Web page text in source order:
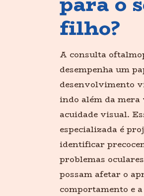
filho?
A consulta
desempenha um
desenvolvimento
indo além da
acuidade visual.
especializada é
identificar
problemas
possam afetar o
comportamento e